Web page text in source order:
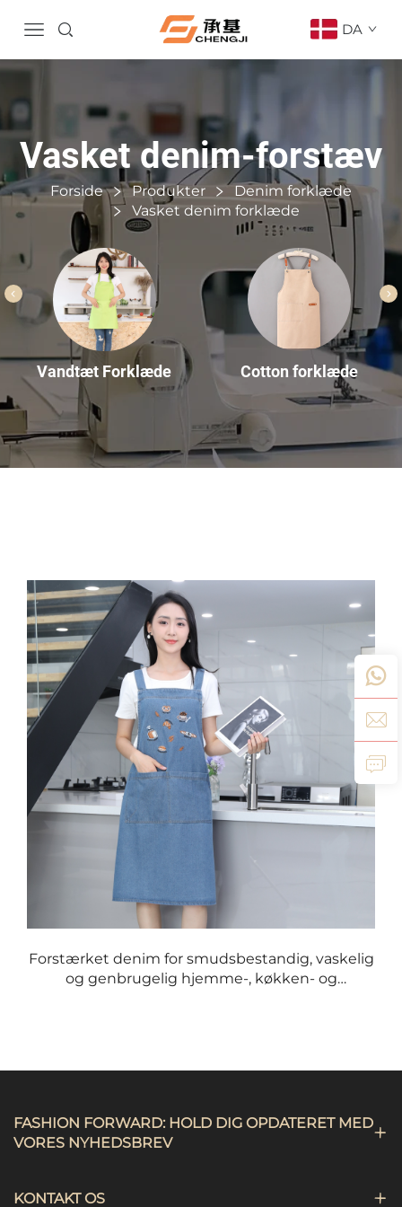
DA
Vasket denim-forstæv
Forside Produkter
Denim forklæde
Vasket denim forklæde
Vandtæt Forklæde Cotton forklæde
Forstærket denim for smudsbestandig, vaskelig
og genbrugelig hjemme-, køkken- og
FASHION FORWARD: HOLD DIG OPDATERET MED
VORES NYHEDSBREV
KONTAKT OS